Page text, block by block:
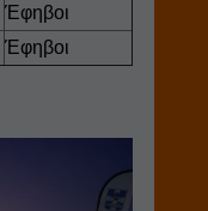
Έφηβοι
Έφηβοι